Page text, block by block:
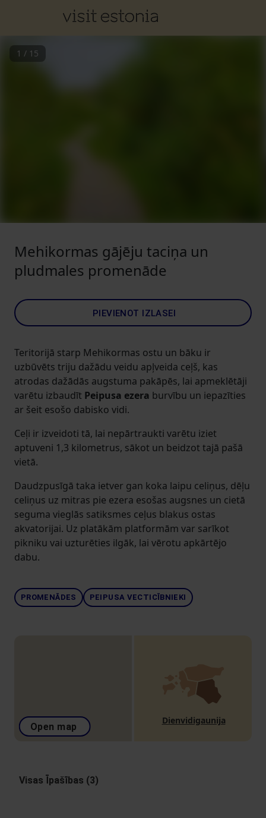
1 / 15
Mehikormas gājēju taciņa un
pludmales promenāde
PIEVIENOT IZLASEI
Teritorijā starp Mehikormas ostu un bāku ir
uzbūvēts triju dažādu veidu apļveida ceļš, kas
atrodas dažādās augstuma pakāpēs, lai apmeklētāji
varētu izbaudīt Peipusa ezera burvību un iepazīties
ar šeit esošo dabisko vidi.
Ceļi ir izveidoti tā, lai nepārtraukti varētu iziet
aptuveni 1,3 kilometrus, sākot un beidzot tajā pašā
vietā.
Daudzpusīgā taka ietver gan koka laipu celiņus, dēļu
celiņus uz mitras pie ezera esošas augsnes un cietā
seguma vieglās satiksmes ceļus blakus ostas
akvatorijai. Uz platākām platformām var sarīkot
pikniku vai uzturēties ilgāk, lai vērotu apkārtējo
dabu.
PROMENĀDES PEIPUSA VECTICĪBNIEKI
Open map
Dienvidigaunija
Visas Īpašības (3)